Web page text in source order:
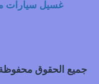
غسيل سيارات
جميع الحقوق